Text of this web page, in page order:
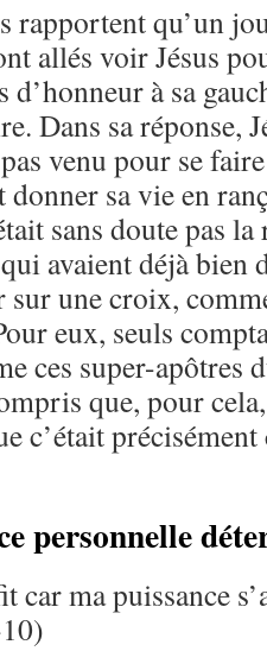
rapportent qu’un
allés voir Jésus
d’honneur à sa
Dans sa réponse,
venu pour se
sa vie en
sans doute pas
avaient déjà bien
sur une croix,
eux, seuls
ces super-apôtres
que, pour
c’était
personnelle
car ma puissance